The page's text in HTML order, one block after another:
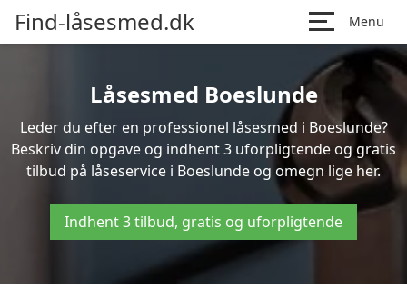
Find-låsesmed.dk Menu
Låsesmed Boeslunde
Leder du efter en professionel låsesmed i Boeslunde?
Beskriv din opgave og indhent 3 uforpligtende og gratis
tilbud på låseservice i Boeslunde og omegn lige her.
Indhent 3 tilbud, gratis og uforpligtende